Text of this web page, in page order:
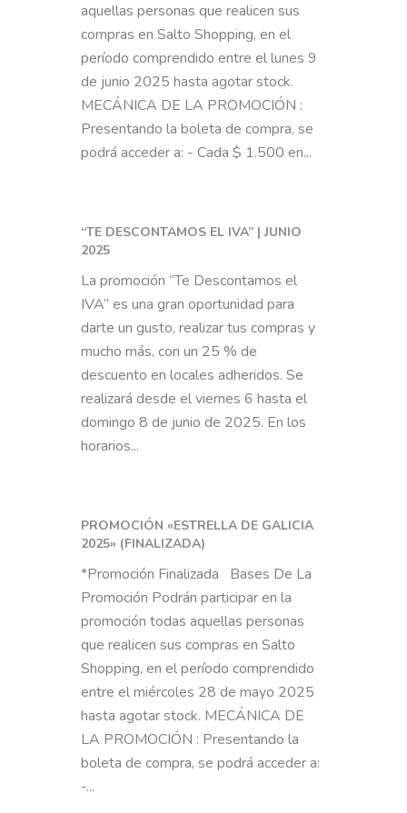
aquellas personas que realicen sus
compras en Salto Shopping, en el
período comprendido entre el lunes 9
de junio 2025 hasta agotar stock.
MECÁNICA DE LA PROMOCIÓN :
Presentando la boleta de compra, se
podrá acceder a: - Cada $ 1.500 en...
“TE DESCONTAMOS EL IVA” | JUNIO
2025
La promoción “Te Descontamos el
IVA” es una gran oportunidad para
darte un gusto, realizar tus compras y
mucho más, con un 25 % de
descuento en locales adheridos. Se
realizará desde el viernes 6 hasta el
domingo 8 de junio de 2025. En los
horarios...
PROMOCIÓN «ESTRELLA DE GALICIA
2025» (FINALIZADA)
*Promoción Finalizada Bases De La
Promoción Podrán participar en la
promoción todas aquellas personas
que realicen sus compras en Salto
Shopping, en el período comprendido
entre el miércoles 28 de mayo 2025
hasta agotar stock. MECÁNICA DE
LA PROMOCIÓN : Presentando la
boleta de compra, se podrá acceder a:
-...